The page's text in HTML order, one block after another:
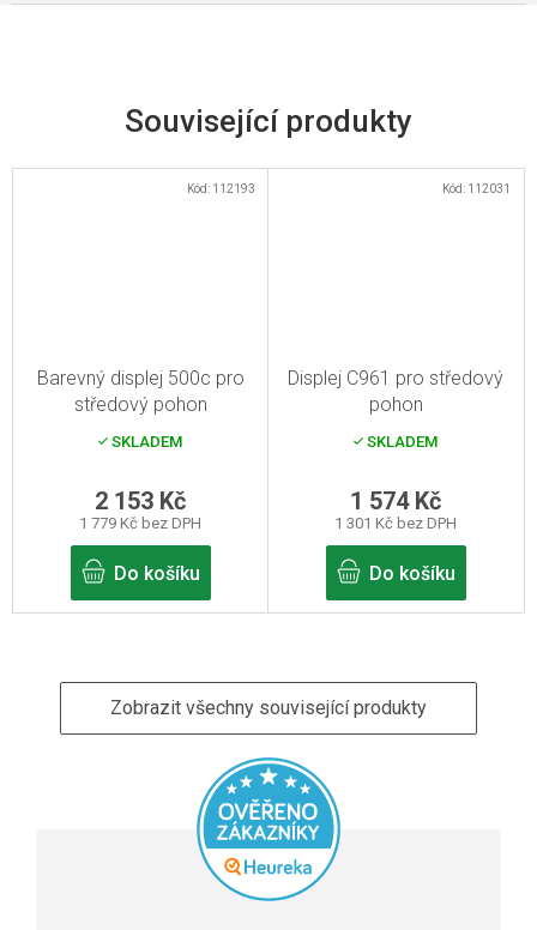
Související produkty
Barevný displej 500c pro
středový pohon
SKLADEM
1 779 Kč bez DPH
2 153 Kč
Do košíku
Kód: 112193
Displej C961 pro středový
pohon
SKLADEM
1 301 Kč bez DPH
1 574 Kč
Do košíku
Kód: 112031
Zobrazit všechny související produkty